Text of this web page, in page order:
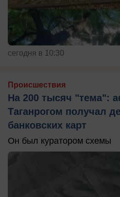
сегодня в 10:30
Происшествия
На 200 тысяч "тема":
Таганрогом получал
банковских карт
Он был куратором схемы